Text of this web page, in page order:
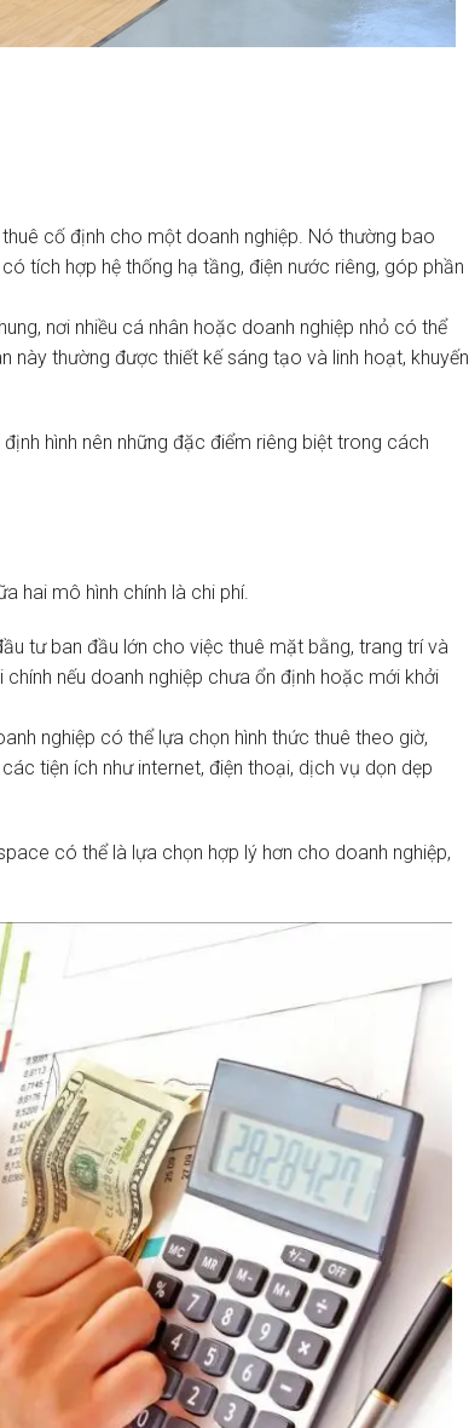
cố định cho một doanh nghiệp. Nó thường bao
tích hợp hệ thống hạ tầng, điện nước riêng, góp phần
nơi nhiều cá nhân hoặc doanh nghiệp nhỏ có thể
thường được thiết kế sáng tạo và linh hoạt, khuyến
hình nên những đặc điểm riêng biệt trong cách
hai mô hình chính là chi phí.
tư ban đầu lớn cho việc thuê mặt bằng, trang trí và
nếu doanh nghiệp chưa ổn định hoặc mới khởi
nghiệp có thể lựa chọn hình thức thuê theo giờ,
tiện ích như internet, điện thoại, dịch vụ dọn dẹp
có thể là lựa chọn hợp lý hơn cho doanh nghiệp,